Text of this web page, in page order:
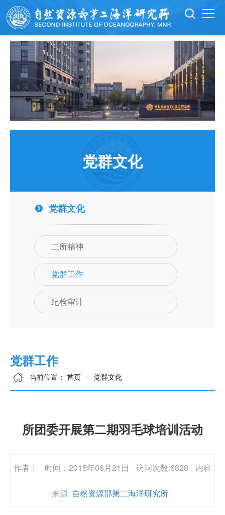
党群文化
党群文化
二所精神
党群工作
纪检审计
党群工作
当前位置： 首页 党群文化
所团委开展第二期羽毛球培训活动
作者： 时间：2015年06月21日 访问次数:6828 内容
来源: 自然资源部第二海洋研究所